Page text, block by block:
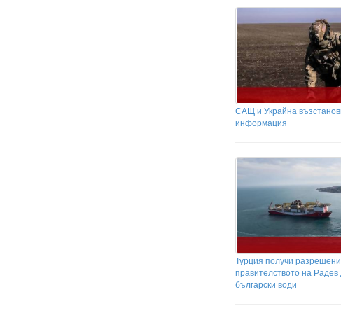
САЩ и Украйна
информация
Турция получи
правителството на Радев
български води